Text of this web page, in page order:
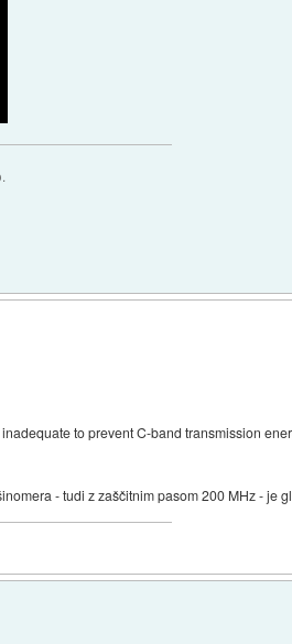
to prevent C-band transmission
- tudi z zaščitnim pasom 200 MHz - je